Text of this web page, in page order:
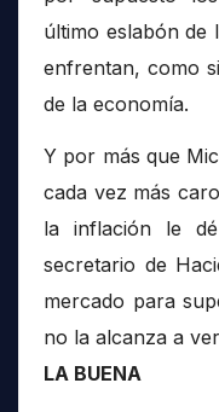
último eslabón de
enfrentan, como
de la economía.
Y por más que
cada vez más
la inflación le
secretario de
mercado para
no la alcanza a
LA BUENA